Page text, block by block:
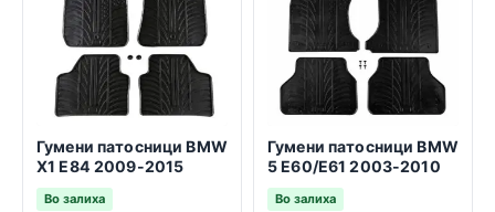
Гумени патосници BMW
X1 E84 2009-2015
Во залиха
Гумени патосници BMW
5 E60/E61 2003-2010
Во залиха